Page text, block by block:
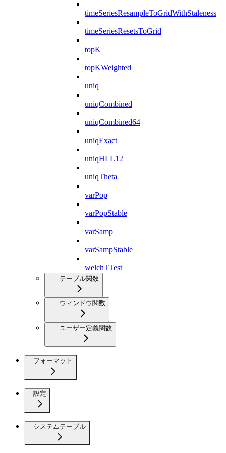
timeSeriesResampleToGridWithStaleness
timeSeriesResetsToGrid
topK
topKWeighted
uniq
uniqCombined
uniqCombined64
uniqExact
uniqHLL12
uniqTheta
varPop
varPopStable
varSamp
varSampStable
welchTTest
テーブル関数
ウィンドウ関数
ユーザー定義関数
フォーマット
設定
システムテーブル